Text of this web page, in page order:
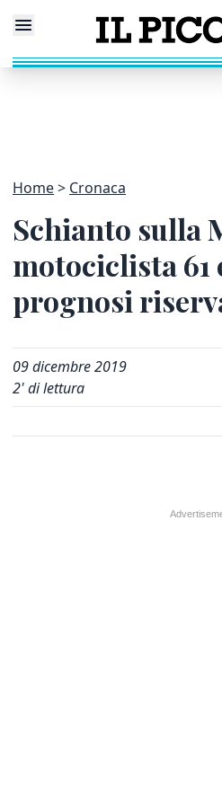
Home Cronaca
Schianto sulla
motociclista 61
prognosi
09 dicembre 2019
2' di lettura